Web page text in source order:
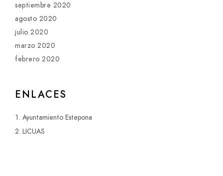
septiembre 2020
agosto 2020
julio 2020
marzo 2020
febrero 2020
ENLACES
Ayuntamiento Estepona
LICUAS